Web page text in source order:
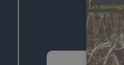
tout, elle va exhumer ses
mémoire de cette ville
qui a disparu, ce qui a
d'un amour adolescent.